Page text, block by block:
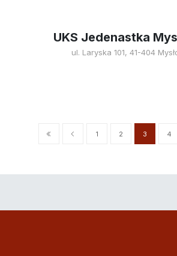
UKS Jedenastka
ul. Laryska 101, 41-404
1 2 3 4